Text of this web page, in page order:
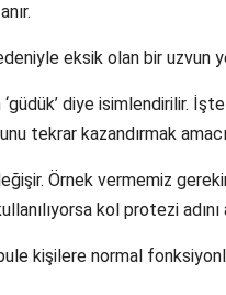
eksik olan bir uzvun
diye isimlendirilir.
tekrar kazandırmak
Örnek vermemiz
kol protezi adını
kişilere normal